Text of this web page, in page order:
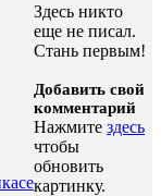
Здесь никто
еще не писал.
Стань первым!
Добавить свой
комментарий
Нажмите здесь
чтобы
обновить
картинку.